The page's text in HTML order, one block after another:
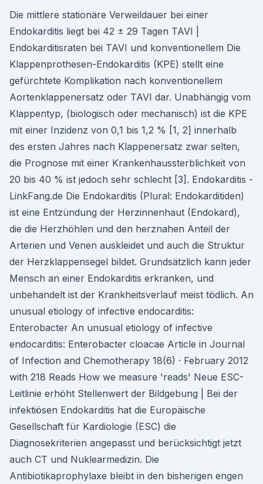
Die mittlere stationäre Verweildauer bei einer
Endokarditis liegt bei 42 ± 29 Tagen TAVI |
Endokarditisraten bei TAVI und konventionellem Die
Klappenprothesen-Endokarditis (KPE) stellt eine
gefürchtete Komplikation nach konventionellem
Aortenklappenersatz oder TAVI dar. Unabhängig vom
Klappentyp, (biologisch oder mechanisch) ist die KPE
mit einer Inzidenz von 0,1 bis 1,2 % [1, 2] innerhalb
des ersten Jahres nach Klappenersatz zwar selten,
die Prognose mit einer Krankenhaussterblichkeit von
20 bis 40 % ist jedoch sehr schlecht [3]. Endokarditis -
LinkFang.de Die Endokarditis (Plural: Endokarditiden)
ist eine Entzündung der Herzinnenhaut (Endokard),
die die Herzhöhlen und den herznahen Anteil der
Arterien und Venen auskleidet und auch die Struktur
der Herzklappensegel bildet. Grundsätzlich kann jeder
Mensch an einer Endokarditis erkranken, und
unbehandelt ist der Krankheitsverlauf meist tödlich. An
unusual etiology of infective endocarditis:
Enterobacter An unusual etiology of infective
endocarditis: Enterobacter cloacae Article in Journal
of Infection and Chemotherapy 18(6) · February 2012
with 218 Reads How we measure 'reads' Neue ESC-
Leitlinie erhöht Stellenwert der Bildgebung | Bei der
infektiösen Endokarditis hat die Europäische
Gesellschaft für Kardiologie (ESC) die
Diagnosekriterien angepasst und berücksichtigt jetzt
auch CT und Nuklearmedizin. Die
Antibiotikaprophylaxe bleibt in den bisherigen engen